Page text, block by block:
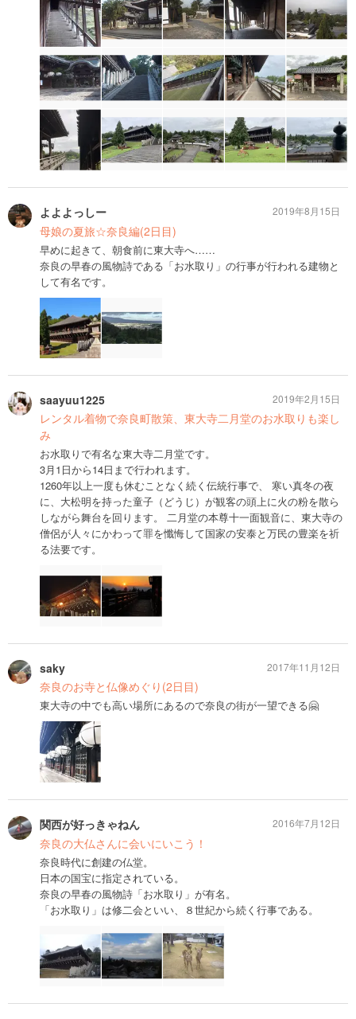
よよよっしー
母娘の夏旅☆奈良編(2日目)
早めに起きて、朝食前に東大寺へ……
奈良の早春の風物詩である「お水取り」の行事が行われる建物と
して有名です。
2019年8月15日
saayuu1225
レンタル着物で奈良町散策、東大寺二月堂のお水取りも楽し
み
お水取りで有名な東大寺二月堂です。
3月1日から14日まで行われます。
1260年以上一度も休むことなく続く伝統行事で、 寒い真冬の夜
に、大松明を持った童子（どうじ）が観客の頭上に火の粉を散ら
しながら舞台を回ります。 二月堂の本尊十一面観音に、東大寺の
僧侶が人々にかわって罪を懺悔して国家の安泰と万民の豊楽を祈
る法要です。
2019年2月15日
saky
奈良のお寺と仏像めぐり(2日目)
東大寺の中でも高い場所にあるので奈良の街が一望できる🤗
2017年11月12日
関西が好っきゃねん
奈良の大仏さんに会いにいこう！
奈良時代に創建の仏堂。
日本の国宝に指定されている。
奈良の早春の風物詩「お水取り」が有名。
「お水取り」は修二会といい、８世紀から続く行事である。
2016年7月12日